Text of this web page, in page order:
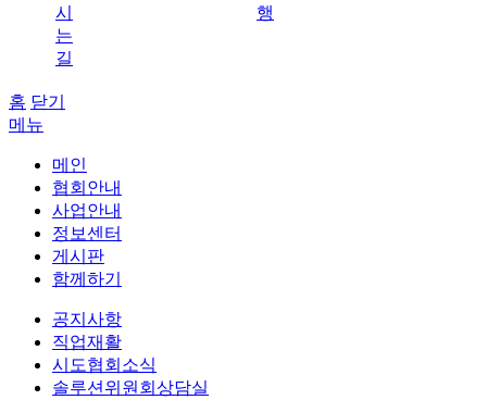
시
는
길
행
홈 닫기
메뉴
메인
협회안내
사업안내
정보센터
게시판
함께하기
공지사항
직업재활
시도협회소식
솔루션위원회상담실